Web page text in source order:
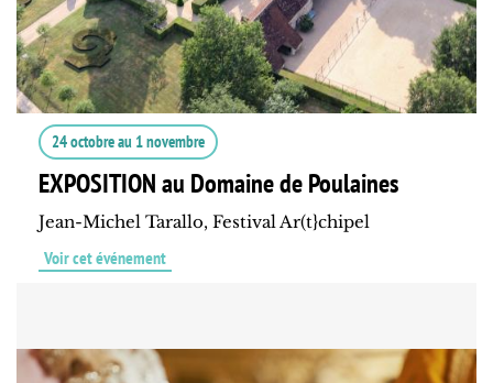
24 octobreau 1 novembre
EXPOSITION au Domaine de Poulaines
Jean-Michel Tarallo, Festival Ar(t}chipel
Voir cet événement